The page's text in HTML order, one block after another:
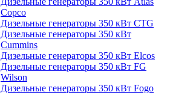
Copco
Дизельные генераторы 350 кВт CTG
Дизельные генераторы 350 кВт
Cummins
Дизельные генераторы 350 кВт Elcos
Дизельные генераторы 350 кВт FG
Wilson
Дизельные генераторы 350 кВт Fogo